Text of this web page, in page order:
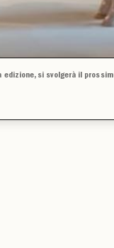
edizione, si svolgerà il